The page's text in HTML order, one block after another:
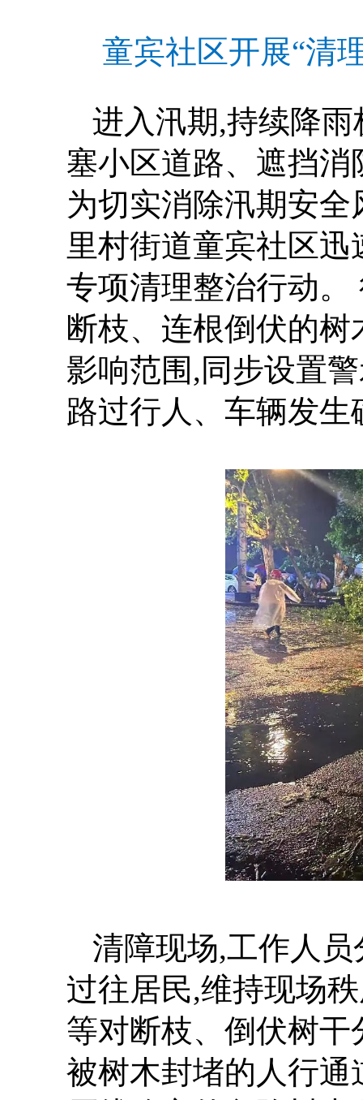
童宾社区开展“清
进入汛期,持续降
塞小区道路、遮挡
为切实消除汛期安
里村街道童宾社区
专项清理整治行动
断枝、连根倒伏的
影响范围,同步设置
路过行人、车辆发生
清障现场,工作人
过往居民,维持现场
等对断枝、倒伏树
被树木封堵的人行